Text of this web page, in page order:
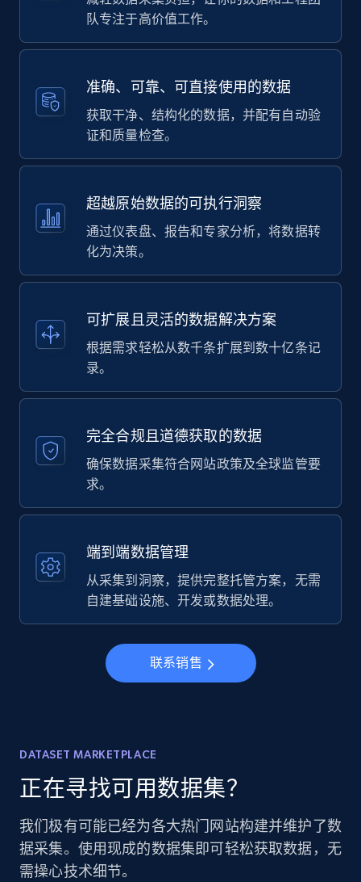
队专注于高价值工作。
准确、可靠、可直接使用的数据
获取干净、结构化的数据，并配有自动验
证和质量检查。
超越原始数据的可执行洞察
通过仪表盘、报告和专家分析，将数据转
化为决策。
可扩展且灵活的数据解决方案
根据需求轻松从数千条扩展到数十亿条记
录。
完全合规且道德获取的数据
确保数据采集符合网站政策及全球监管要
求。
端到端数据管理
从采集到洞察，提供完整托管方案，无需
自建基础设施、开发或数据处理。
联系销售
DATASET MARKETPLACE
正在寻找可用数据集？
我们极有可能已经为各大热门网站构建并维护了数
据采集。使用现成的数据集即可轻松获取数据，无
需操心技术细节。